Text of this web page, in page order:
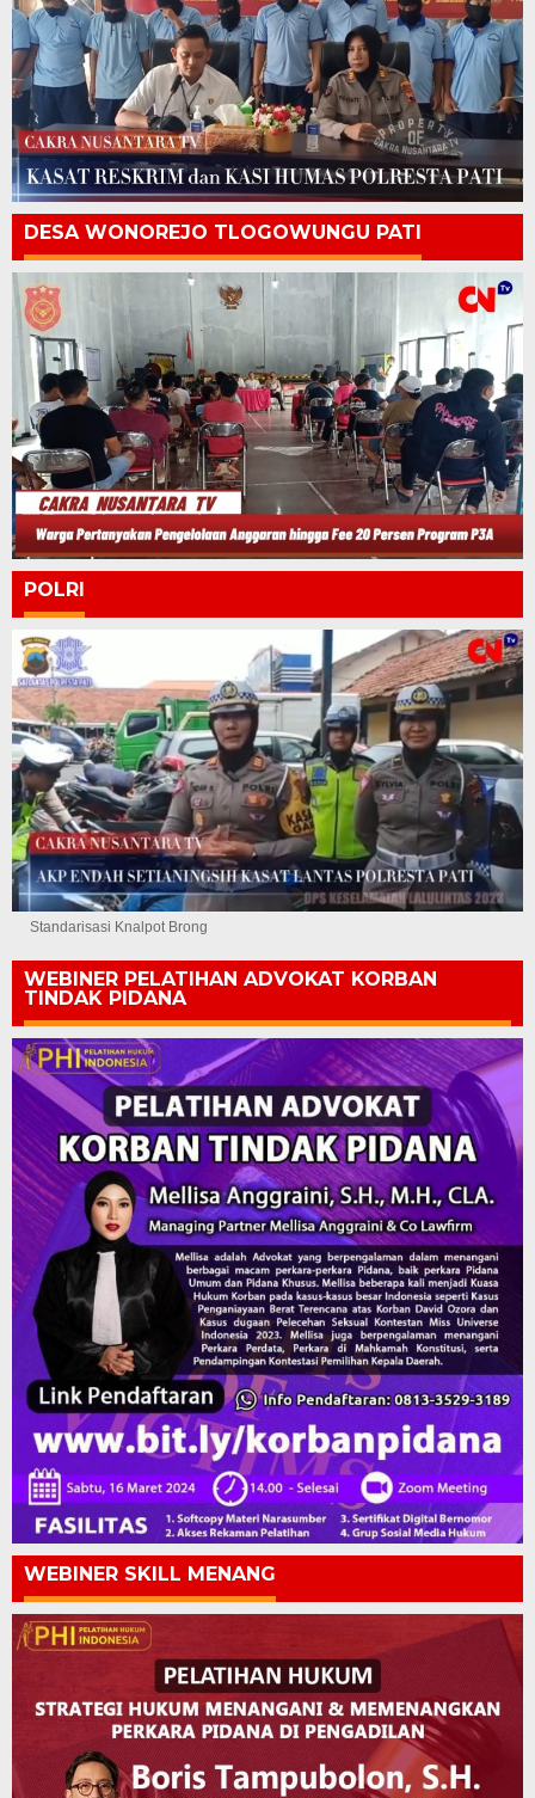
DESA WONOREJO TLOGOWUNGU PATI
POLRI
Standarisasi Knalpot Brong
WEBINER PELATIHAN ADVOKAT KORBAN
TINDAK PIDANA
WEBINER SKILL MENANG